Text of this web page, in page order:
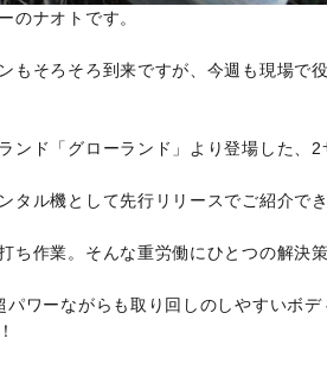
のナオトです。
もそろそろ到来ですが、今週も現場で
ンド「グローランド」より登場した、
タル機として先行リリースでご紹介で
ち作業。そんな重労働にひとつの解決
ワーながらも取り回しのしやすいボデ